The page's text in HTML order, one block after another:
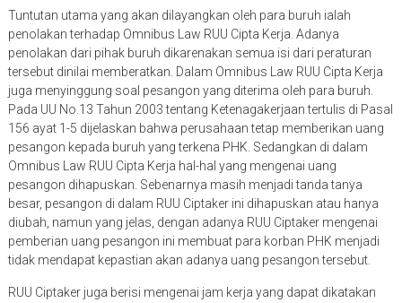
Tuntutan utama yang akan dilayangkan oleh para buruh ialah
penolakan terhadap Omnibus Law RUU Cipta Kerja. Adanya
penolakan dari pihak buruh dikarenakan semua isi dari peraturan
tersebut dinilai memberatkan. Dalam Omnibus Law RUU Cipta Kerja
juga menyinggung soal pesangon yang diterima oleh para buruh.
Pada UU No.13 Tahun 2003 tentang Ketenagakerjaan tertulis di Pasal
156 ayat 1-5 dijelaskan bahwa perusahaan tetap memberikan uang
pesangon kepada buruh yang terkena PHK. Sedangkan di dalam
Omnibus Law RUU Cipta Kerja hal-hal yang mengenai uang
pesangon dihapuskan. Sebenarnya masih menjadi tanda tanya
besar, pesangon di dalam RUU Ciptaker ini dihapuskan atau hanya
diubah, namun yang jelas, dengan adanya RUU Ciptaker mengenai
pemberian uang pesangon ini membuat para korban PHK menjadi
tidak mendapat kepastian akan adanya uang pesangon tersebut.
RUU Ciptaker juga berisi mengenai jam kerja yang dapat dikatakan